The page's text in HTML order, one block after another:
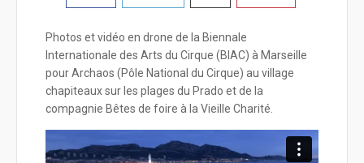
Photos et vidéo en drone de la Biennale
Internationale des Arts du Cirque (BIAC) à Marseille
pour Archaos (Pôle National du Cirque) au village
chapiteaux sur les plages du Prado et de la
compagnie Bêtes de foire à la Vieille Charité.